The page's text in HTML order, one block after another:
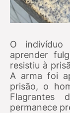
O
aprender
resistiu à
A arma foi
prisão, o
Flagrantes
permanece